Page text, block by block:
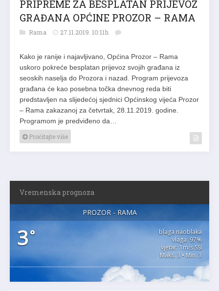
PRIPREME ZA BESPLATAN PRIJEVOZ
GRAĐANA OPĆINE PROZOR – RAMA
Rama 27.11.2019. 10:11h
Kako je ranije i najavljivano, Općina Prozor – Rama
uskoro pokreće besplatan prijevoz svojih građana iz
seoskih naselja do Prozora i nazad. Program prijevoza
građana će kao posebna točka dnevnog reda biti
predstavljen na slijedećoj sjednici Općinskog vijeća Prozor
– Rama zakazanoj za četvrtak, 28.11.2019. godine.
Programom je predviđeno da…
Pročitajte više
Vremenska prognoza
PROZOR - RAMA
3°
blaga naoblaka
vlaga: 97%
vjetar: 1m/s SSI
Maks. 3 • Min. 3